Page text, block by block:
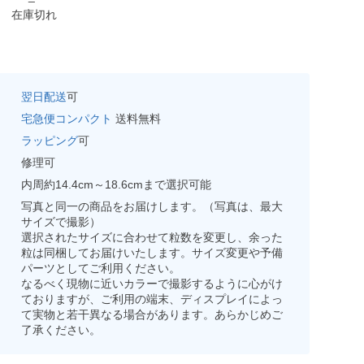
在庫切れ
翌日配送可
宅急便コンパクト 送料無料
ラッピング可
修理可
内周約14.4cm～18.6cmまで選択可能
写真と同一の商品をお届けします。（写真は、最大
サイズで撮影）
選択されたサイズに合わせて粒数を変更し、余った
粒は同梱してお届けいたします。サイズ変更や予備
パーツとしてご利用ください。
なるべく現物に近いカラーで撮影するように心がけ
ておりますが、ご利用の端末、ディスプレイによっ
て実物と若干異なる場合があります。あらかじめご
了承ください。